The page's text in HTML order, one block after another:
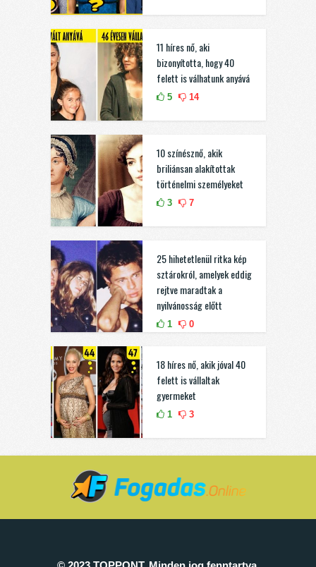
11 híres nő, aki
bizonyította, hogy 40
felett is válhatunk anyává
5 14
10 színésznő, akik
briliánsan alakítottak
történelmi személyeket
3 7
25 hihetetlenül ritka kép
sztárokról, amelyek eddig
rejtve maradtak a
nyilvánosság előtt
1 0
18 híres nő, akik jóval 40
felett is vállaltak
gyermeket
1 3